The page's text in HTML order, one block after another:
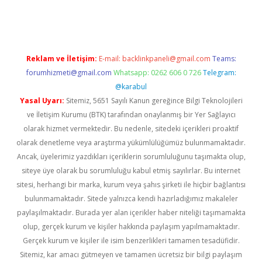
Reklam ve İletişim: E-mail: backlinkpaneli@gmail.com Teams:
forumhizmeti@gmail.com Whatsapp: 0262 606 0 726 Telegram:
@karabul
Yasal Uyarı: Sitemiz, 5651 Sayılı Kanun gereğince Bilgi Teknolojileri
ve İletişim Kurumu (BTK) tarafından onaylanmış bir Yer Sağlayıcı
olarak hizmet vermektedir. Bu nedenle, sitedeki içerikleri proaktif
olarak denetleme veya araştırma yükümlülüğümüz bulunmamaktadır.
Ancak, üyelerimiz yazdıkları içeriklerin sorumluluğunu taşımakta olup,
siteye üye olarak bu sorumluluğu kabul etmiş sayılırlar. Bu internet
sitesi, herhangi bir marka, kurum veya şahıs şirketi ile hiçbir bağlantısı
bulunmamaktadır. Sitede yalnızca kendi hazırladığımız makaleler
paylaşılmaktadır. Burada yer alan içerikler haber niteliği taşımamakta
olup, gerçek kurum ve kişiler hakkında paylaşım yapılmamaktadır.
Gerçek kurum ve kişiler ile isim benzerlikleri tamamen tesadüfidir.
Sitemiz, kar amacı gütmeyen ve tamamen ücretsiz bir bilgi paylaşım